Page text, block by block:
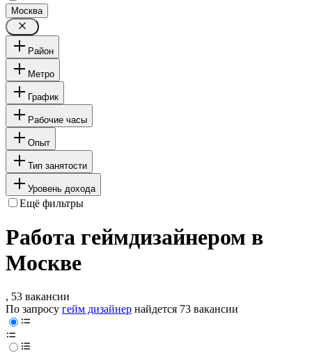
Москва
Район
Метро
График
Рабочие часы
Опыт
Тип занятости
Уровень дохода
Ещё фильтры
Работа геймдизайнером в
Москве
, 53 вакансии
По запросу гейм дизайнер найдется 73 вакансии